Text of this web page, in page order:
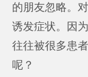
的朋友忽略。
诱发症状。因
往往被很多患
呢？